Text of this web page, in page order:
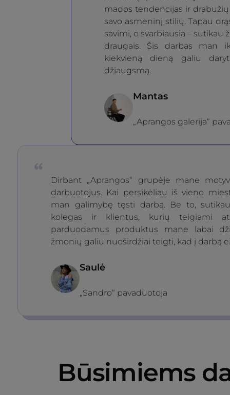
mados tendencijas ir
savo asmeninį stilių. Tapau
savimi, o svarbiausia – sutikau
draugais. Šis darbas man
kiekvieną dieną galiu
džiaugsmą.
Mantas
„Aprangos galerija“
Dirbant „Aprangos“ grupėje mane
darbuotojus. Kai persikėliau iš vieno
man galimybę tęsti darbą. Be to,
kolegas ir klientus, kurių teigiami
parduodamus produktus mane labai
žmonių galiu nuoširdžiai teigti, kad į darbą
Saulė
„Sandro“ pavaduotoja
Būsimiems